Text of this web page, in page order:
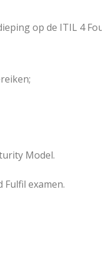
op de ITIL 4
Model.
examen.